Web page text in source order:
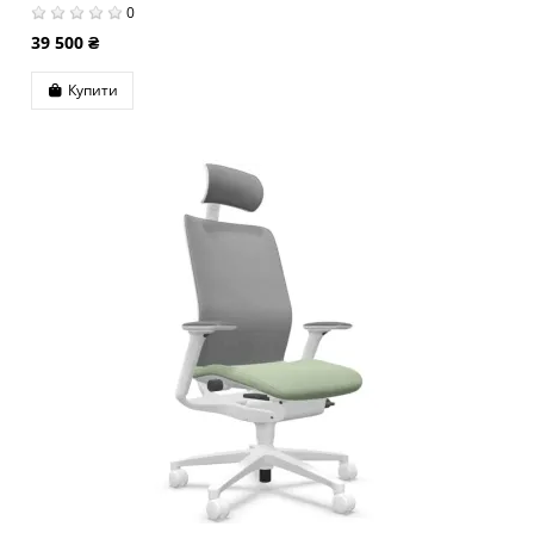
0
39 500 ₴
Купити